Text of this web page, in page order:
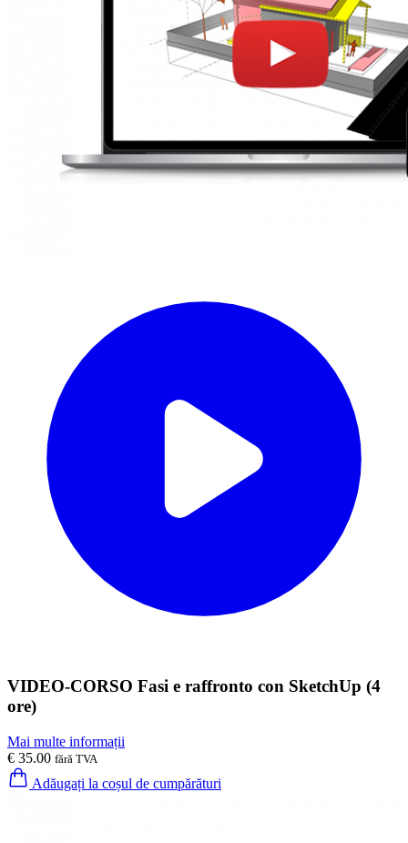
VIDEO-CORSO Fasi e raffronto con SketchUp (4
ore)
Mai multe informații
€ 35.00 fără TVA
Adăugați la coșul de cumpărături